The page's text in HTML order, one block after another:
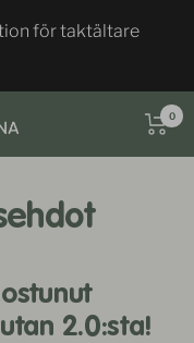
för taktältare
0
2.0:sta!